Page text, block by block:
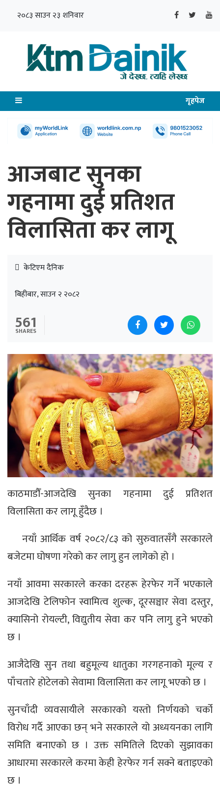
२०८३ साउन २३ शनिवार
गृहपेज
आजबाट सुनका
गहनामा दुई प्रतिशत
विलासिता कर लागू
केटिएम दैनिक
बिहीबार, साउन २ २०८२
561
SHARES
काठमाडौँ-आजदेखि सुनका गहनामा दुई प्रतिशत
विलासिता कर लागू हुँदैछ ।
नयाँ आर्थिक वर्ष २०८२/८३ को सुरुवातसँगै सरकारले
बजेटमा घोषणा गरेको कर लागु हुन लागेको हो ।
नयाँ आवमा सरकारले करका दरहरू हेरफेर गर्ने भएकाले
आजदेखि टेलिफोन स्वामित्व शुल्क, दूरसञ्चार सेवा दस्तुर,
क्यासिनो रोयल्टी, विद्युतीय सेवा कर पनि लागु हुने भएको
छ ।
आजैदेखि सुन तथा बहुमूल्य धातुका गरगहनाको मूल्य र
पाँचतारे होटेलको सेवामा विलासिता कर लागू भएको छ ।
सुनचाँदी व्यवसायीले सरकारको यस्तो निर्णयको चर्को
विरोध गर्दै आएका छन् भने सरकारले यो अध्ययनका लागि
समिति बनाएको छ । उक्त समितिले दिएको सुझावका
आधारमा सरकारले करमा केही हेरफेर गर्न सक्ने बताइएको
छ ।